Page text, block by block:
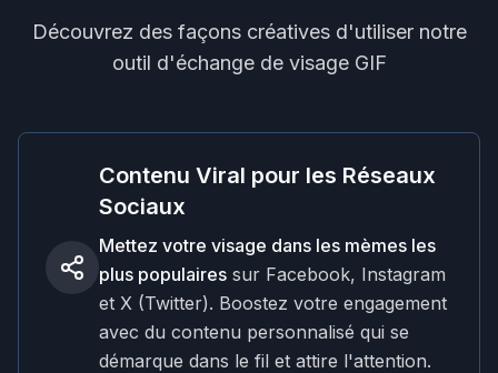
Découvrez des façons créatives d'utiliser notre
outil d'échange de visage GIF
Contenu Viral pour les Réseaux
Sociaux
Mettez votre visage dans les mèmes les
plus populaires sur Facebook, Instagram
et X (Twitter). Boostez votre engagement
avec du contenu personnalisé qui se
démarque dans le fil et attire l'attention.